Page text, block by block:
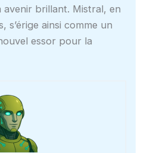
avenir brillant. Mistral, en
ainsi comme un
essor pour la